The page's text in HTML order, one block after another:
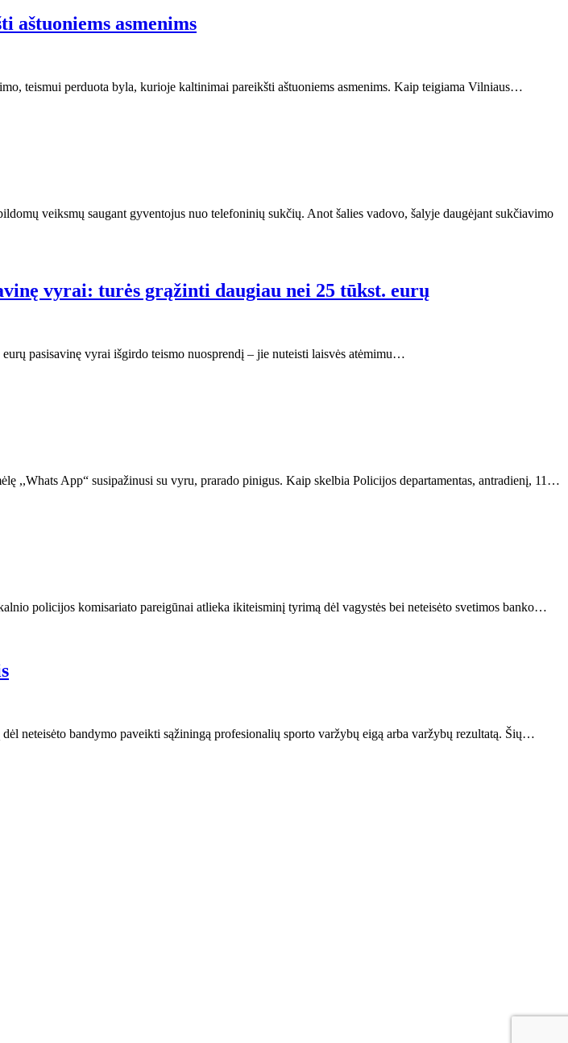
aštuoniems asmenims
teismui perduota byla, kurioje kaltinimai pareikšti aštuoniems asmenims. Kaip teigiama Vilniaus…
veiksmų saugant gyventojus nuo telefoninių sukčių. Anot šalies vadovo, šalyje daugėjant sukčiavimo
vyrai: turės grąžinti daugiau nei 25 tūkst. eurų
pasisavinę vyrai išgirdo teismo nuosprendį – jie nuteisti laisvės atėmimu…
,,Whats App“ susipažinusi su vyru, prarado pinigus. Kaip skelbia Policijos departamentas, antradienį, 11…
policijos komisariato pareigūnai atlieka ikiteisminį tyrimą dėl vagystės bei neteisėto svetimos banko…
neteisėto bandymo paveikti sąžiningą profesionalių sporto varžybų eigą arba varžybų rezultatą. Šių…